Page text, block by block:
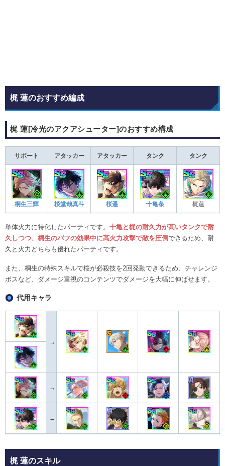
梶 蓮のおすすめ編成
梶 蓮[冷光のアクアシューター]のおすすめ構成
サポート アタッカー アタッカー タンク タンク
桐生三輝 棪堂哉真斗 桜遥 十亀条 梶蓮
単体火力に特化したパーティです。 十亀と梶の耐久力が高いタンクで耐
久しつつ、桐生のバフの効果中に高火力攻撃で敵を圧倒できるため、耐
久と火力どちらも優れたパーティです。
また、桐生の特殊スキルで桜が必殺技を2回発動できるため、チャレンジ
ボスなど、ダメージ重視のコンテンツでダメージを大幅に伸ばせます。
代用キャラ​
→
→
→
梶 蓮のスキル